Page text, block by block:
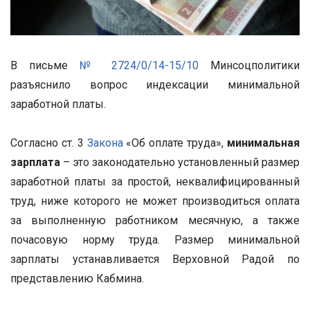
В письме № 2724/0/14-15/10 Минсоцполитики
разъяснило вопрос индексации минимальной
заработной платы.
Согласно ст. 3 Закона«Об оплате труда», минимальная
зарплата – это законодательно установленный размер
заработной платы за простой, неквалифицированный
труд, ниже которого не может производиться оплата
за выполненную работником месячную, а также
почасовую норму труда. Размер минимальной
зарплаты устанавливается Верховной Радой по
представлению Кабмина.